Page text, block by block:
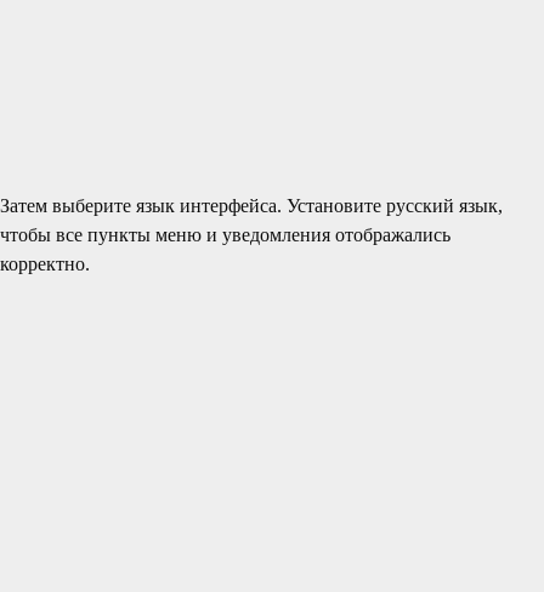
Затем выберите язык интерфейса. Установите русский язык,
чтобы все пункты меню и уведомления отображались
корректно.